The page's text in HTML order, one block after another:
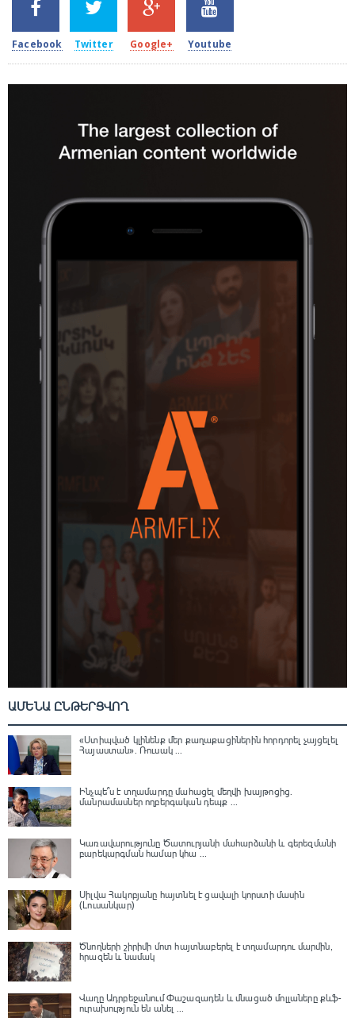
2k
Facebook
1.5k
Twitter
203
Google+
620
Youtube
ԱՄԵՆԱ ԸՆԹԵՐՑՎՈՂ
«Ստիպված կլինենք մեր քաղաքացիներին հորդորել չայցելել
Հայաստան»․ Ռուսակ ...
Ինչպե՞ս է տղամարդը մահացել մեղվի խայթոցից.
մանրամասներ ողբերգական դեպք ...
Կառավարությունը Ծատուրյանի մահարձանի և գերեզմանի
բարեկարգման համար կհա ...
Սիլվա Հակոբյանը հայտնել է ցավալի կորստի մասին
(Լուսանկար)
Ծնողների շիրիմի մոտ հայտնաբերել է տղամարդու մարմին,
հրազեն և նամակ
Վաղը Ադրբեջանում Փաշազադեն և մնացած մոլլաները քևֆ-
ուրախություն են անել ...